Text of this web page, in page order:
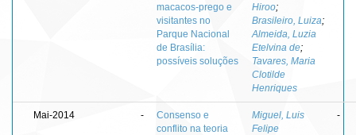
macacos-prego e
visitantes no
Parque Nacional
de Brasília:
possíveis soluções
Hiroo;
Brasileiro, Luiza;
Almeida, Luzia
Etelvina de;
Tavares, Maria
Clotilde
Henriques
Mai-2014 -
Consenso e
conflito na teoria
Miguel, Luis
Felipe
-